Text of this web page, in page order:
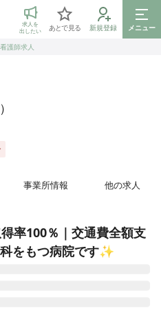
チング
求人を
出したい
あとで見る 新規登録
メニュー
護師求人
事業所情報 他の求人
率100％｜交通費全額支
をもつ病院です✨